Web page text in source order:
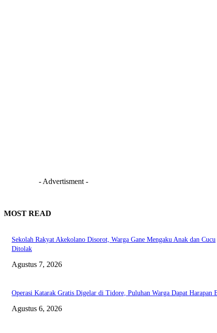
- Advertisment -
MOST READ
Sekolah Rakyat Akekolano Disorot, Warga Gane Mengaku Anak dan Cucu
Ditolak
Agustus 7, 2026
Operasi Katarak Gratis Digelar di Tidore, Puluhan Warga Dapat Harapan
Agustus 6, 2026